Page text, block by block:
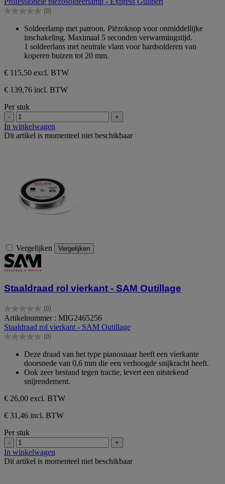
de
5
(0)
0.0
sterren.
Soldeerlamp met patroon. Piëzoknop voor onmiddellijke
inschakeling. Maximaal 5 seconden verwarmingstijd.
1 soldeerlans met neutrale vlam voor hardsolderen van
koperen buizen tot 20 mm.
€ 115,50 excl. BTW
€ 139,76 incl. BTW
Per stuk
- +
In winkelwagen
Dit artikel is momenteel niet beschikbaar
Vergelijken Vergelijken
Staaldraad rol vierkant - SAM Outillage
(0)
0.0
van
de
5
Artikelnummer : MIG2465256
Staaldraad rol vierkant - SAM Outillage
(0)
0.0
sterren.
Deze draad van het type pianosnaar heeft een vierkante
doorsnede van 0,6 mm die een verhoogde snijkracht heeft.
Ook zeer bestand tegen tractie, levert een uitstekend
snijrendement.
€ 26,00 excl. BTW
€ 31,46 incl. BTW
Per stuk
- +
In winkelwagen
Dit artikel is momenteel niet beschikbaar